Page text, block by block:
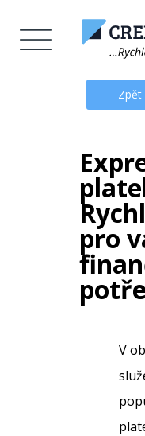
Zpět
pro
V